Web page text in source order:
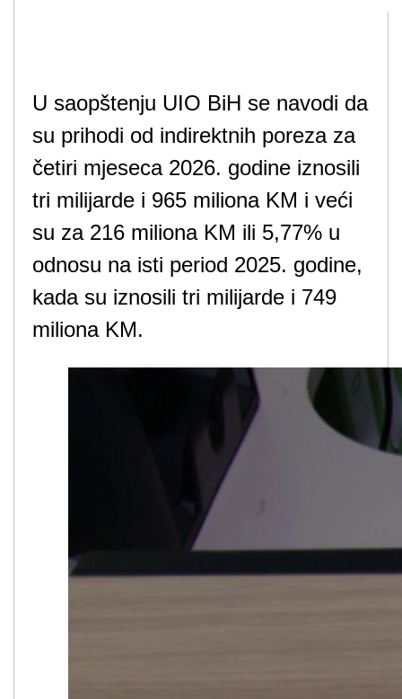
U saopštenju UIO BiH se navodi da
su prihodi od indirektnih poreza za
četiri mjeseca 2026. godine iznosili
tri milijarde i 965 miliona KM i veći
su za 216 miliona KM ili 5,77% u
odnosu na isti period 2025. godine,
kada su iznosili tri milijarde i 749
miliona KM.